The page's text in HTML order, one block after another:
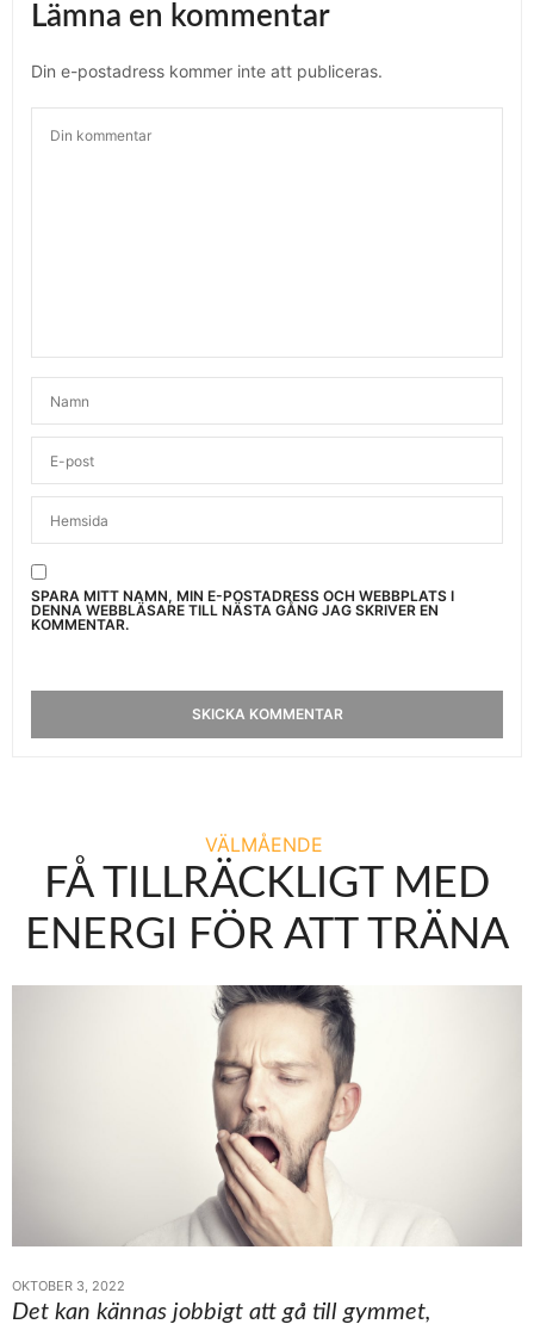
Lämna en kommentar
Din e-postadress kommer inte att publiceras.
SPARA MITT NAMN, MIN E-POSTADRESS OCH WEBBPLATS I
DENNA WEBBLÄSARE TILL NÄSTA GÅNG JAG SKRIVER EN
KOMMENTAR.
VÄLMÅENDE
FÅ TILLRÄCKLIGT MED
ENERGI FÖR ATT TRÄNA
OKTOBER 3, 2022
Det kan kännas jobbigt att gå till gymmet,